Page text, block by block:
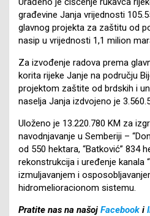
građevine Janja vrijednosti
glavnog projekta za zaštitu od
nasip u vrijednosti 1,1 milion
Za izvođenje radova prema
korita rijeke Janje na području
projektom zaštite od brdskih i
naselja Janja izdvojeno je
Uloženo je 13.220.780 KM za
navodnjavanje u Semberiji –
od 550 hektara, “Batković” 834
rekonstrukcija i uređenje kanala
izmuljavanjem i
hidromelioracionom sistemu.
Pratite nas na našoj Facebook i